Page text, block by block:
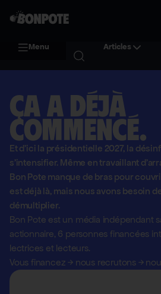
Menu Articles
Ça a déjà
commencé.
Et d'ici la présidentielle 2027, la
s'intensifier. Même en travaillant
Bon Pote manque de bras pour
est déjà là, mais nous avons besoin
démultiplier.
Bon Pote est un média indépendant
actionnaire, 6 personnes financées
lectrices et lecteurs.
Vous financez→ nous recrutons →